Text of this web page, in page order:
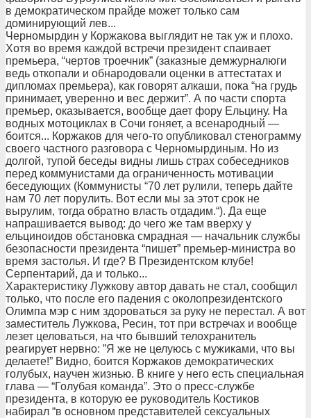
в демократическом прайде может только сам
доминирующий лев...
Черномырдин у Коржакова выглядит не так уж и плохо.
Хотя во время каждой встречи президент спаивает
премьера, “чертов троечник” (заказные демжурналюги
ведь откопали и обнародовали оценки в аттестатах и
дипломах премьера), как говорят алкаши, пока “на грудь
принимает, уверенно и вес держит”. А по части спорта
премьер, оказывается, вообще дает фору Ельцину. На
водных мотоциклах в Сочи гоняет, а всенародный —
боится... Коржаков для чего-то опубликовал стенограмму
своего частного разговора с Черномырдиным. Но из
долгой, тупой беседы видны лишь страх собеседников
перед коммунистами да ограниченность мотивации
беседующих (Коммунисты “70 лет рулили, теперь дайте
нам 70 лет порулить. Вот если мы за этот срок не
вырулим, тогда обратно власть отдадим.“). Да еще
напрашивается вывод: до чего же там вверху у
ельциноидов обстановка смрадная — начальник службы
безопасности президента “пишет” премьер-министра во
время застолья. И где? В Президентском клубе!
Серпентарий, да и только...
Характеристику Лужкову автор давать не стал, сообщил
только, что после его падения с околопрезидентского
Олимпа мэр с ним здороваться за руку не перестал. А вот
заместитель Лужкова, Ресин, тот при встречах и вообще
лезет целоваться, на что бывший телохранитель
реагирует нервно: ”Я же не целуюсь с мужиками, что вы
делаете!” Видно, боится Коржаков демократических
голубых, научен жизнью. В книге у него есть специальная
глава — “Голубая команда”. Это о пресс-службе
президента, в которую ее руководитель Костиков
набирал “в основном представителей сексуальных